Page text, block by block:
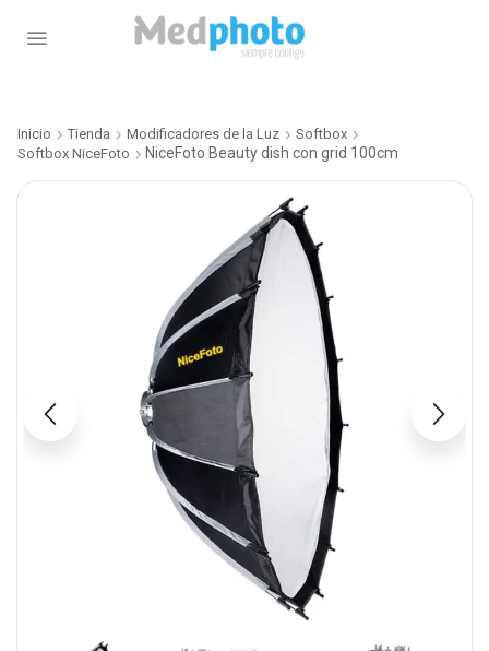
Inicio Tienda Modificadores de la Luz
Softbox
Softbox NiceFoto
NiceFoto Beauty dish con grid 100cm